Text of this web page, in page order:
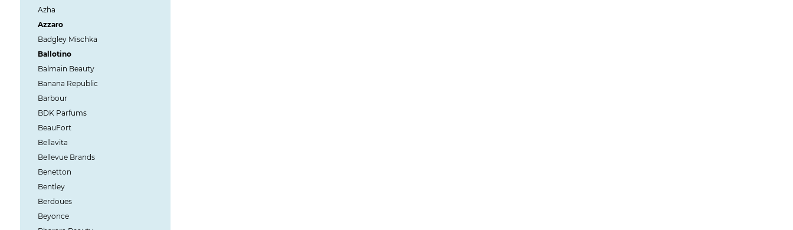
Azha
Azzaro
Badgley Mischka
Ballotino
Balmain Beauty
Banana Republic
Barbour
BDK Parfums
BeauFort
Bellavita
Bellevue Brands
Benetton
Bentley
Berdoues
Beyonce